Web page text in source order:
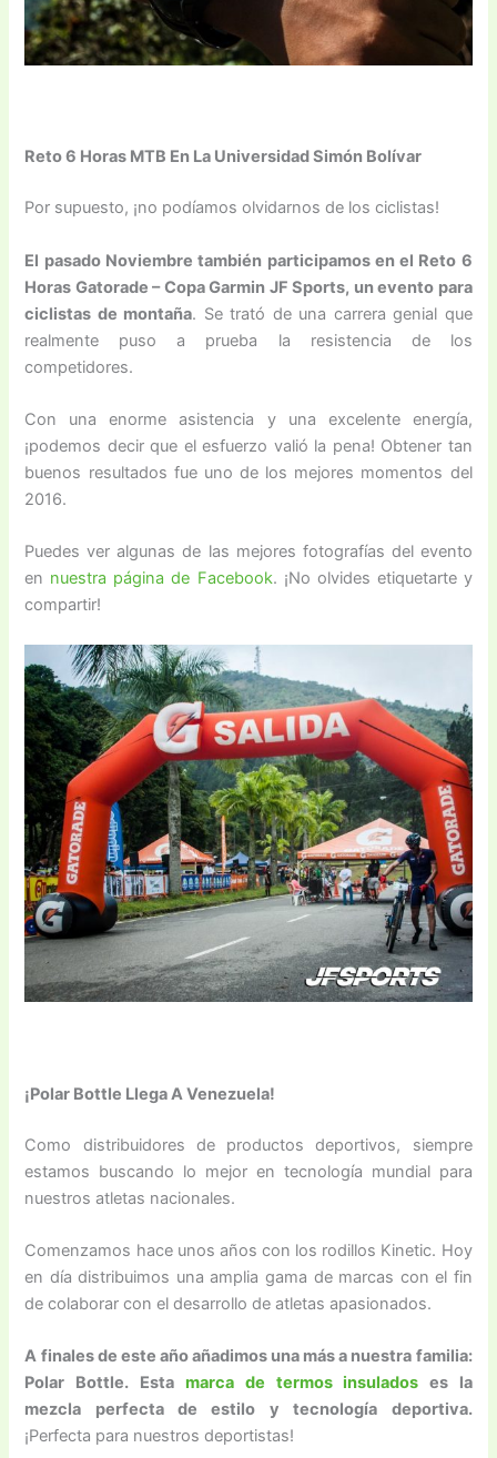
Reto 6 Horas MTB En La Universidad Simón Bolívar
Por supuesto, ¡no podíamos olvidarnos de los ciclistas!
El pasado Noviembre también participamos en el Reto 6
Horas Gatorade – Copa Garmin JF Sports, un evento para
ciclistas de montaña. Se trató de una carrera genial que
realmente puso a prueba la resistencia de los
competidores.
Con una enorme asistencia y una excelente energía,
¡podemos decir que el esfuerzo valió la pena! Obtener tan
buenos resultados fue uno de los mejores momentos del
2016.
Puedes ver algunas de las mejores fotografías del evento
en nuestra página de Facebook. ¡No olvides etiquetarte y
compartir!
¡Polar Bottle Llega A Venezuela!
Como distribuidores de productos deportivos, siempre
estamos buscando lo mejor en tecnología mundial para
nuestros atletas nacionales.
Comenzamos hace unos años con los rodillos Kinetic. Hoy
en día distribuimos una amplia gama de marcas con el fin
de colaborar con el desarrollo de atletas apasionados.
A finales de este año añadimos una más a nuestra familia:
Polar Bottle. Esta marca de termos insulados es la
mezcla perfecta de estilo y tecnología deportiva.
¡Perfecta para nuestros deportistas!